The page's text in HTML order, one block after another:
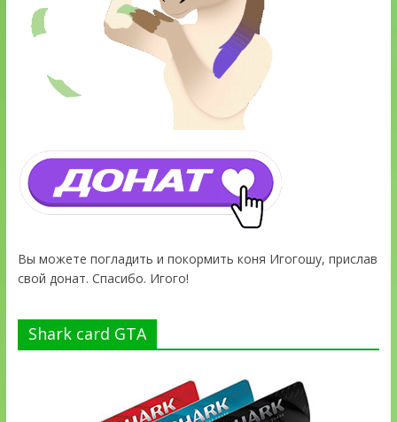
Вы можете погладить и покормить коня Игогошу, прислав
свой донат. Спасибо. Игого!
Shark card GTA